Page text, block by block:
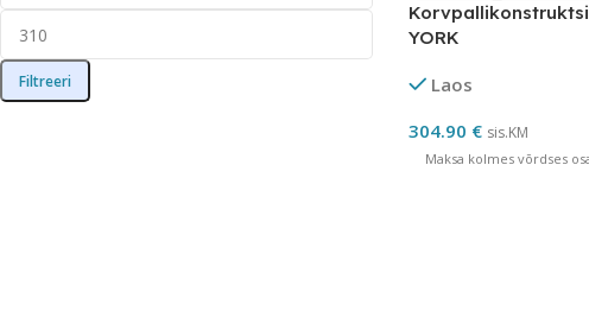
Filtreeri
YORK
Laos
304.90 € sis.KM
Maksa kolmes võrdses